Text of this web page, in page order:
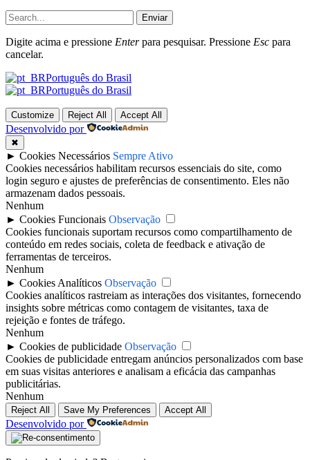
Enviar
Digite acima e pressione Enterpara pesquisar. Pressione Esc para
cancelar.
Português do Brasil
Português do Brasil
Customize Reject All Accept All
Desenvolvido por
✖
► Cookies Necessários Sempre Ativo
Cookies necessários habilitam recursos essenciais do site, como
login seguro e ajustes de preferências de consentimento. Eles não
armazenam dados pessoais.
Nenhum
► Cookies Funcionais Observação
Cookies funcionais suportam recursos como compartilhamento de
conteúdo em redes sociais, coleta de feedback e ativação de
ferramentas de terceiros.
Nenhum
► Cookies Analíticos Observação
Cookies analíticos rastreiam as interações dos visitantes, fornecendo
insights sobre métricas como contagem de visitantes, taxa de
rejeição e fontes de tráfego.
Nenhum
► Cookies de publicidade Observação
Cookies de publicidade entregam anúncios personalizados com base
em suas visitas anteriores e analisam a eficácia das campanhas
publicitárias.
Nenhum
Reject All Save My Preferences Accept All
Desenvolvido por